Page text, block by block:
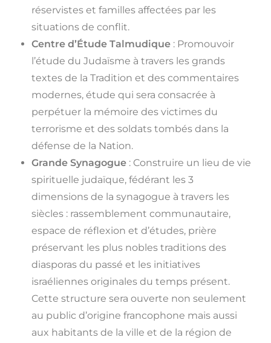
réservistes et familles affectées par les
situations de conflit.
Centre d’Étude Talmudique : Promouvoir
l’étude du Judaïsme à travers les grands
textes de la Tradition et des commentaires
modernes, étude qui sera consacrée à
perpétuer la mémoire des victimes du
terrorisme et des soldats tombés dans la
défense de la Nation.
Grande Synagogue : Construire un lieu de vie
spirituelle judaïque, fédérant les 3
dimensions de la synagogue à travers les
siècles : rassemblement communautaire,
espace de réflexion et d’études, prière
préservant les plus nobles traditions des
diasporas du passé et les initiatives
israéliennes originales du temps présent.
Cette structure sera ouverte non seulement
au public d’origine francophone mais aussi
aux habitants de la ville et de la région de